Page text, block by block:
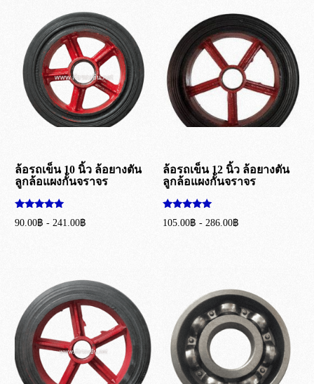
ล้อรถเข็น 10 นิ้ว ล้อยางตัน
ลูกล้อแผงกั้นจราจร
ให้คะแนน
5.00
90.00฿ -241.00฿
ล้อรถเข็น 12 นิ้ว ล้อยางตัน
ลูกล้อแผงกั้นจราจร
ให้คะแนน
5.00
105.00฿ -286.00฿